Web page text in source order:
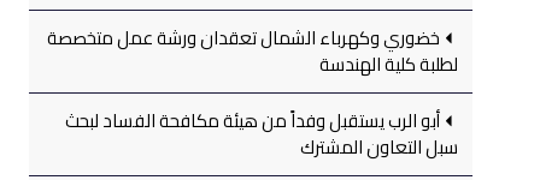
خضوري وكهرباء الشمال تعقدان ورشة عمل متخصصة
لطلبة كلية الهندسة
أبو الرب يستقبل وفداً من هيئة مكافحة الفساد لبحث
سبل التعاون المشترك